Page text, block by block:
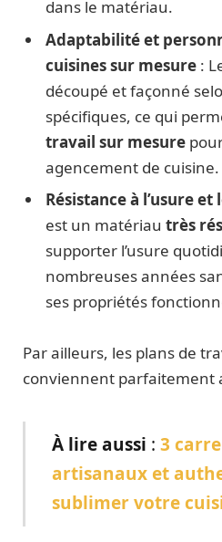
dans le matériau.
Adaptabilité et
cuisines sur mesure :
découpé et façonné
spécifiques, ce qui
travail sur mesure
agencement de cuisine.
Résistance à l’usure
est un matériau très
supporter l’usure
nombreuses années
ses propriétés
Par ailleurs, les plans de
conviennent parfaitement
À lire aussi : 3
artisanaux et
sublimer votre